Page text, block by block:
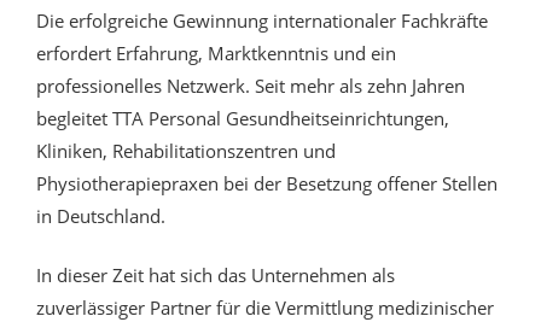
Die erfolgreiche Gewinnung internationaler Fachkräfte
erfordert Erfahrung, Marktkenntnis und ein
professionelles Netzwerk. Seit mehr als zehn Jahren
begleitet TTA Personal Gesundheitseinrichtungen,
Kliniken, Rehabilitationszentren und
Physiotherapiepraxen bei der Besetzung offener Stellen
in Deutschland.
In dieser Zeit hat sich das Unternehmen als
zuverlässiger Partner für die Vermittlung medizinischer